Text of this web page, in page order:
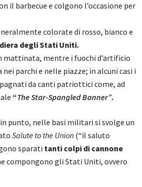
il barbecue e colgono l’occasione per
colorate di rosso, bianco e
degli Stati Uniti.
mattinata, mentre i fuochi d’artificio
parchi e nelle piazze; in alcuni casi i
da canti patriottici come, ad
“The Star-Spangled Banner”.
punto, nelle basi militari si svolge un
Salute to the Union (“il saluto
sparati tanti colpi di cannone
compongono gli Stati Uniti, ovvero